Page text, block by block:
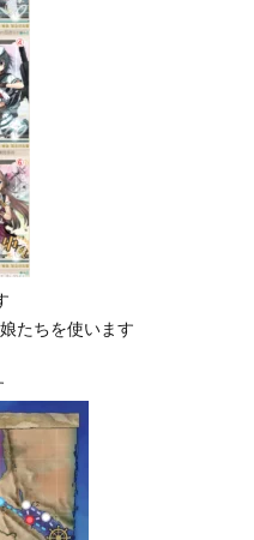
たちを使います